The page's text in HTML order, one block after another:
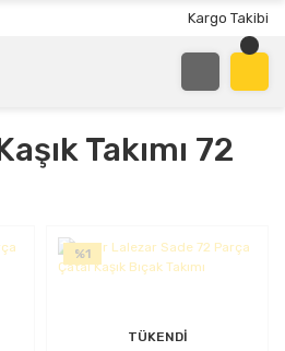
Kargo Takibi
Takımı 72
%1
TÜKENDİ